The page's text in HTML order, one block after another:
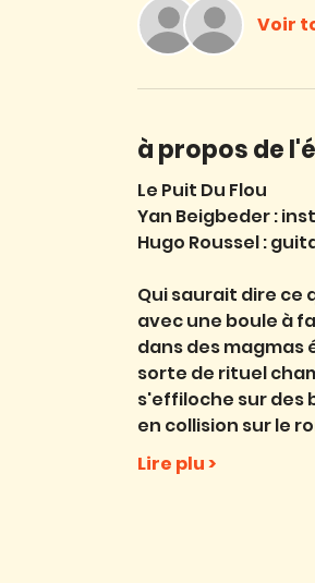
Voir
à propos de
Le Puit Du Flou
Yan Beigbeder :
Hugo Roussel :
Qui saurait dire ce
avec une boule à
dans des
sorte de rituel
s'effiloche sur des
en collision sur le
Lire plu >